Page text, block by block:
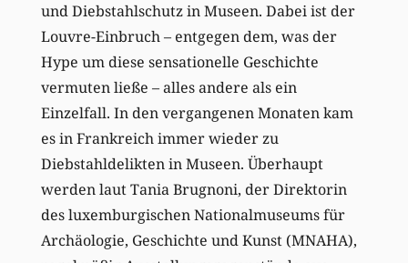
und Diebstahlschutz in Museen. Dabei ist der
Louvre-Einbruch – entgegen dem, was der
Hype um diese sensationelle Geschichte
vermuten ließe – alles andere als ein
Einzelfall. In den vergangenen Monaten kam
es in Frankreich immer wieder zu
Diebstahldelikten in Museen. Überhaupt
werden laut Tania Brugnoni, der Direktorin
des luxemburgischen Nationalmuseums für
Archäologie, Geschichte und Kunst (MNAHA),